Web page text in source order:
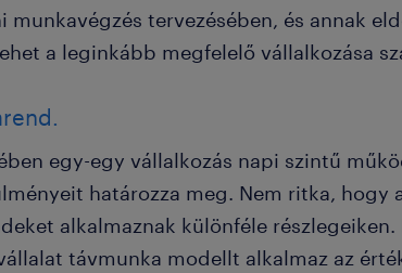
munkavégzés tervezésében, és annak
a leginkább megfelelő vállalkozása
egy-egy vállalkozás napi szintű
határozza meg. Nem ritka, hogy
alkalmaznak különféle részlegeiken.
távmunka modellt alkalmaz az